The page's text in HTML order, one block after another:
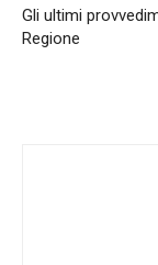
Gli ultimi
Regione